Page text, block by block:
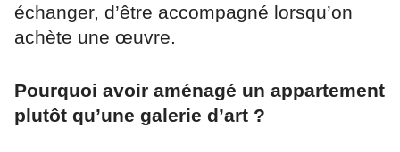
échanger, d’être accompagné lorsqu’on
achète une œuvre.
Pourquoi avoir aménagé un appartement
plutôt qu’une galerie d’art ?